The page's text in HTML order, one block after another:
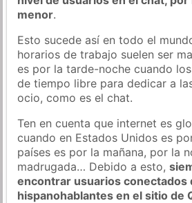
menor.
Esto sucede así en todo el
horarios de trabajo suelen ser
es por la tarde-noche cuando
de tiempo libre para dedicar a
ocio, como es el chat.
Ten en cuenta que internet es
cuando en Estados Unidos es
países es por la mañana, por la
madrugada… Debido a esto,
encontrar usuarios conectados
hispanohablantes en el sitio de